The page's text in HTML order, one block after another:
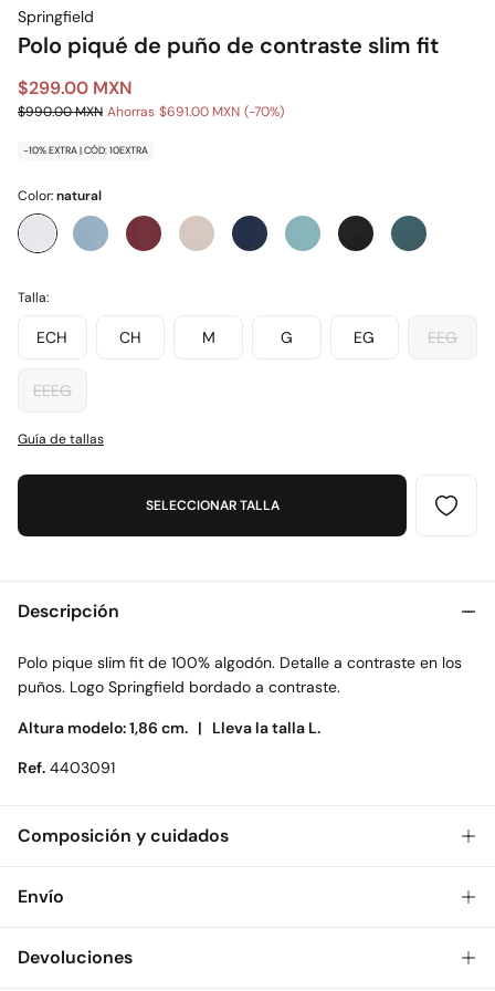
Springfield
Polo piqué de puño de contraste slim fit
$299.00 MXN
$990.00 MXN Ahorras $691.00 MXN 70
-10% EXTRA | CÓD: 10EXTRA
Color:natural
Talla:
ECH CH M G EG EEG
EEEG
Guía de tallas
SELECCIONAR TALLA
Descripción
Polo pique slim fit de 100% algodón. Detalle a contraste en los
puños. Logo Springfield bordado a contraste.
Altura modelo: 1,86 cm. | Lleva la talla L.
Ref. 4403091
Composición y cuidados
Composición
Cuidados
Envío
Envío a tienda: 2-5 días.
Devoluciones